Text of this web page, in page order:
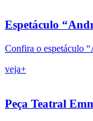
Espetáculo
Confira o espetáculo
veja+
Peça Teatral